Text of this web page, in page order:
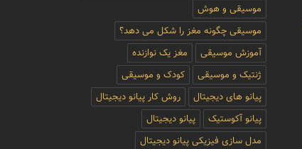
موسیقی و هوش
موسیقی چگونه مغز را شکل می دهد؟
آموزش موسیقی
مغز یک نوازنده
ژنتیک و موسیقی
کودک و موسیقی
پیانو های دیجیتال
روش کار پیانو دیجیتال
پیانو آکوستیک
پیانو دیجیتال
مدل سازی فیزیکی پیانو دیجیتال